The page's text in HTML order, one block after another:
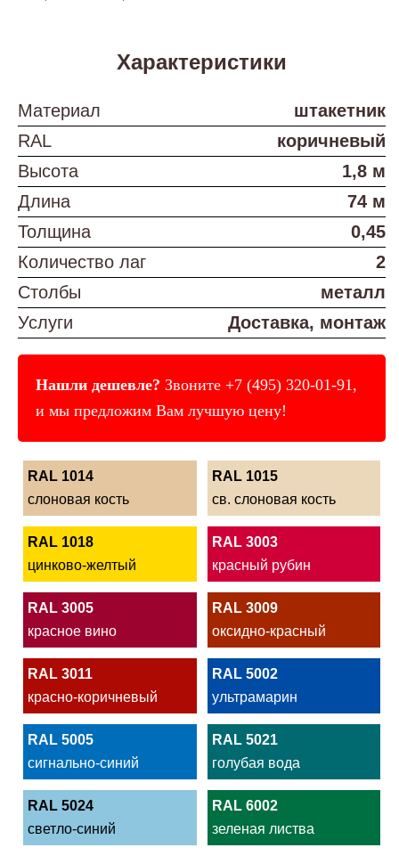
Характеристики
Материал
штакетник
RAL
коричневый
Высота
1,8 м
Длина
74 м
Толщина
0,45
Количество лаг
2
Столбы
металл
Услуги
Доставка, монтаж
Нашли дешевле? Звоните +7 (495) 320-01-91,
и мы предложим Вам лучшую цену!
RAL 1014
слоновая кость
RAL 1015
св. слоновая кость
RAL 1018
цинково-желтый
RAL 3003
красный рубин
RAL 3005
красное вино
RAL 3009
оксидно-красный
RAL 3011
красно-коричневый
RAL 5002
ультрамарин
RAL 5005
сигнально-синий
RAL 5021
голубая вода
RAL 5024
светло-синий
RAL 6002
зеленая листва